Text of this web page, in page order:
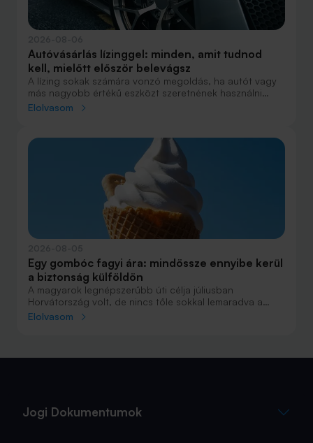
Autóvásárlás lízinggel: minden, amit tudnod
kell, mielőtt először belevágsz
A lízing sokak számára vonzó megoldás, ha autót vagy
más nagyobb értékű eszközt szeretnének használni
anélkül, hogy azt egy összegben ki kellene fizetniük.
fogalmak közül, amelyekkel biztosan találkozol.
Elolvasom
Egy gombóc fagyi ára: mindössze ennyibe kerül
a biztonság külföldön
A magyarok legnépszerűbb úti célja júliusban
Horvátország volt, de nincs tőle sokkal lemaradva a
júniust megnyerő Olaszország sem. A tengerparti
Elolvasom
Jogi Dokumentumok